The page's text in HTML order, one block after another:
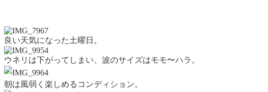
良い天気になった土曜日。
ウネリは下がってしまい、波のサイズはモモ〜ハラ。
朝は風弱く楽しめるコンディション。